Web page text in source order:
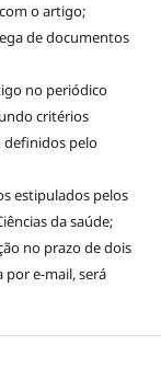
o artigo;
de documentos
no periódico
critérios
definidos pelo
estipulados pelos
da saúde;
no prazo de dois
por e-mail, será